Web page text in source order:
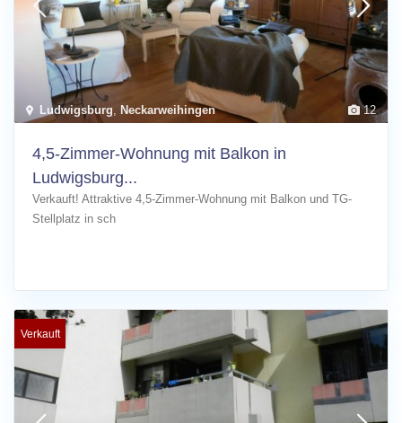
12
Ludwigsburg, Neckarweihingen
4,5-Zimmer-Wohnung mit Balkon in
Ludwigsburg...
Verkauft! Attraktive 4,5-Zimmer-Wohnung mit Balkon und TG-
Stellplatz in sch
Verkauft